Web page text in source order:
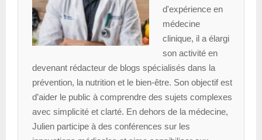
d'expérience en
médecine
clinique, il a élargi
son activité en
devenant rédacteur de blogs spécialisés dans la
prévention, la nutrition et le bien-être. Son objectif est
d’aider le public à comprendre des sujets complexes
avec simplicité et clarté. En dehors de la médecine,
Julien participe à des conférences sur les